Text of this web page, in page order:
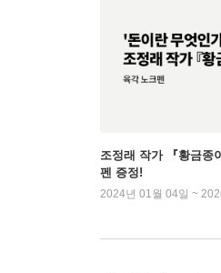
조정래 작가 『황금종
펜 증정!
2024년 01월 04일 ~